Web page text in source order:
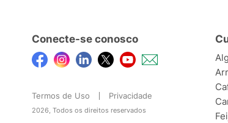
Conecte-se conosco
Termos de Uso Privacidade
2026, Todos os direitos reservados